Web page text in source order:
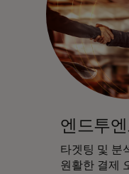
엔드투
타겟팅 및 분
원활한 결제